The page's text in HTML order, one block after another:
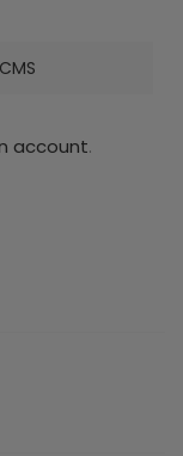
account.